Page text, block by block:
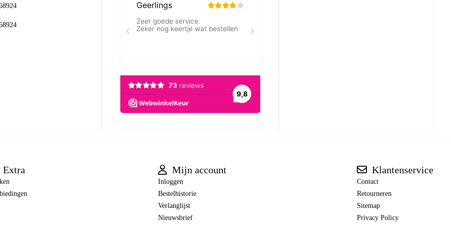
Extra Mijn account
Inloggen
Bestelhistorie
Verlanglijst
Nieuwsbrief
Klantenservice
Contact
Retourneren
Sitemap
Privacy Policy